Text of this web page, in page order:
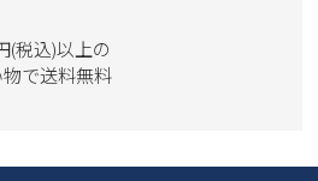
(税込)以上の
物で送料無料